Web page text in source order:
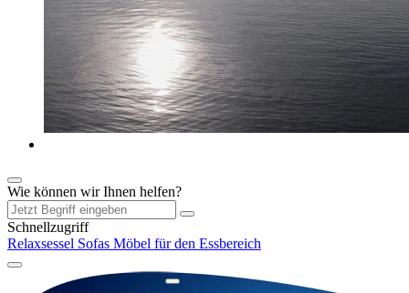
Wie können wir Ihnen helfen?
Schnellzugriff
Relaxsessel Sofas Möbel für den Essbereich